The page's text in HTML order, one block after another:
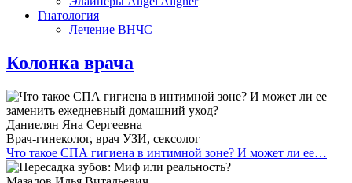
Гнатология
Лечение ВНЧС
Колонка врача
Даниелян Яна Сергеевна
Врач-гинеколог, врач УЗИ, сексолог
Что такое СПА гигиена в интимной зоне? И может ли ее…